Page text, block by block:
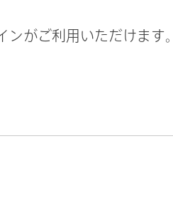
がご利用いただけます。